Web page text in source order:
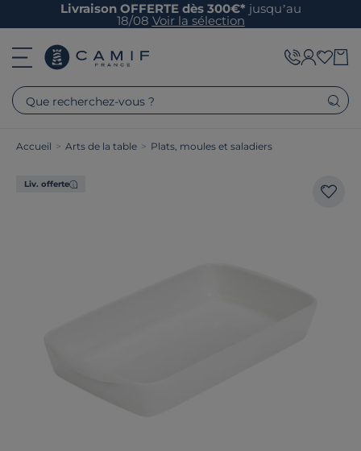
Livraison OFFERTE dès 300€* jusqu’au
18/08 Voir la sélection
Que recherchez-vous ?
Accueil > Arts de la table > Plats, moules et saladiers
Liv. offerte